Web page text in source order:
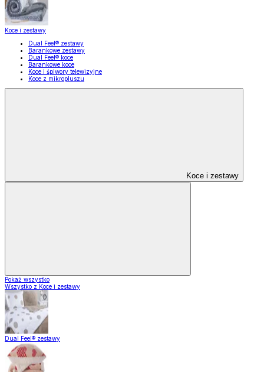
Koce i zestawy
Dual Feel® zestawy
Barankowe zestawy
Dual Feel® koce
Barankowe koce
Koce i śpiwory telewizyjne
Koce z mikropluszu
Koce i zestawy
Pokaż wszystko
Wszystko z Koce i zestawy
Dual Feel® zestawy